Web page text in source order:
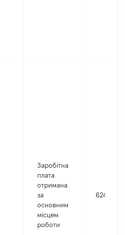
Заробітна
плата
отримана
за
основним
місцем
роботи
62409